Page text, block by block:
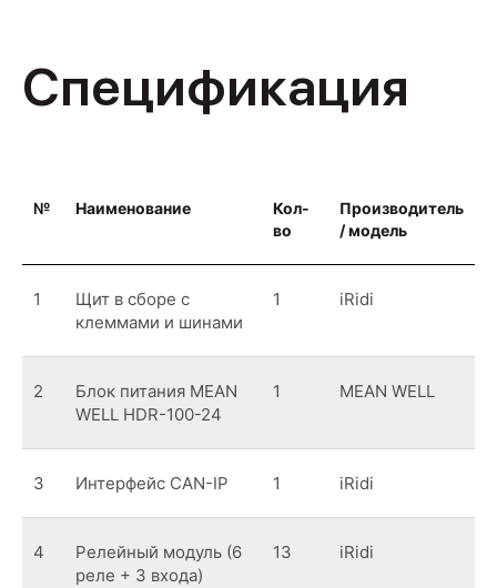
Спецификация
№ Наименование
Кол-
во
Производитель
/ модель
1
Щит в сборе с
клеммами и шинами
1 iRidi
2
Блок питания MEAN
WELL HDR-100-24
1 MEAN WELL
3 Интерфейс CAN-IP 1 iRidi
4
Релейный модуль (6
реле + 3 входа)
13 iRidi